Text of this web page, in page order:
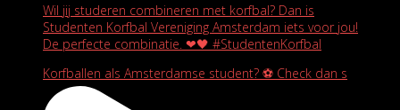
Wil jij studeren combineren met korfbal? Dan is
Studenten Korfbal Vereniging Amsterdam iets voor jou!
De perfecte combinatie. ❤🖤 #StudentenKorfbal
Korfballen als Amsterdamse student? ⚽️ Check dan s